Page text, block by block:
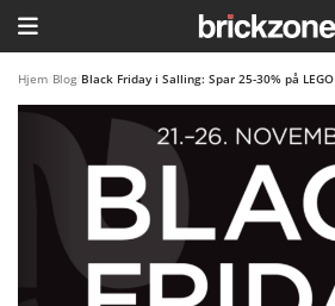
HJEM
TEMAER
BLOG
LEGO FAVORITTER
Hjem Blog Black Friday i Salling: Spar 25-30% på LEGO